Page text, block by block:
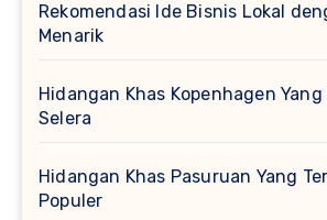
Rekomendasi Ide Bisnis Lokal
Menarik
Hidangan Khas Kopenhagen
Selera
Hidangan Khas Pasuruan Yang
Populer